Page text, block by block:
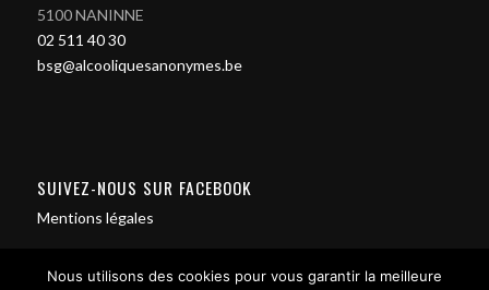
5100 NANINNE
02 511 40 30
bsg@alcooliquesanonymes.be
SUIVEZ-NOUS SUR FACEBOOK
Mentions légales
Nous utilisons des cookies pour vous garantir la meilleure